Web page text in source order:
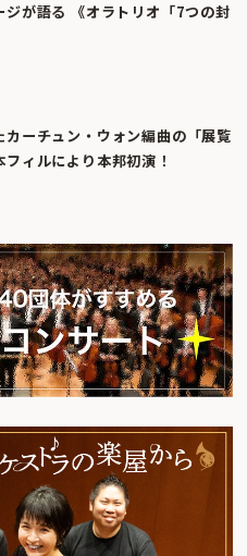
ジが語る 《オラトリオ「7つの封
カーチュン・ウォン編曲の「展覧
ィルにより本邦初演！